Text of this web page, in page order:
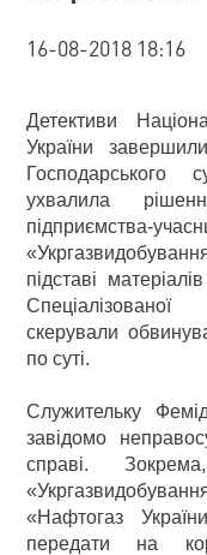
16-08-2018 18:16
Детективи
України
Господарського
ухвалила
підприємства-
підставі
Спеціалізованої
скерували
по суті.
Служительку
завідомо
справі.
«Нафтогаз
передати на